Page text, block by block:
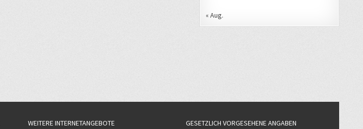
« Aug.
WEITERE INTERNETANGEBOTE GESETZLICH VORGESEHENE ANGABEN